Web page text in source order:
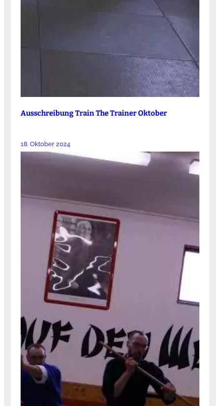
Ausschreibung Train The Trainer Oktober
18. Oktober 2024